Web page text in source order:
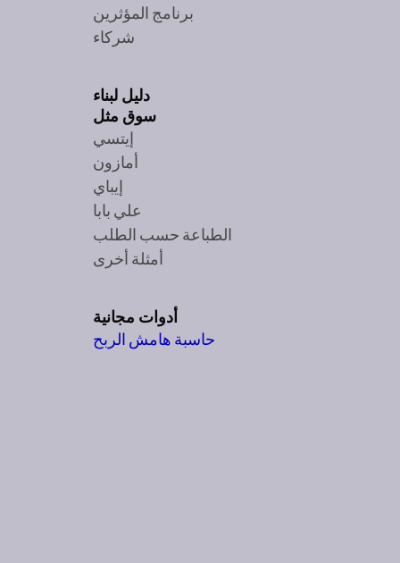
برنامج المؤثرين
شركاء
دليل لبناء
سوق مثل
إيتسي
أمازون
إيباي
علي بابا
الطباعة حسب الطلب
أمثلة أخرى
أدوات مجانية
حاسبة هامش الربح